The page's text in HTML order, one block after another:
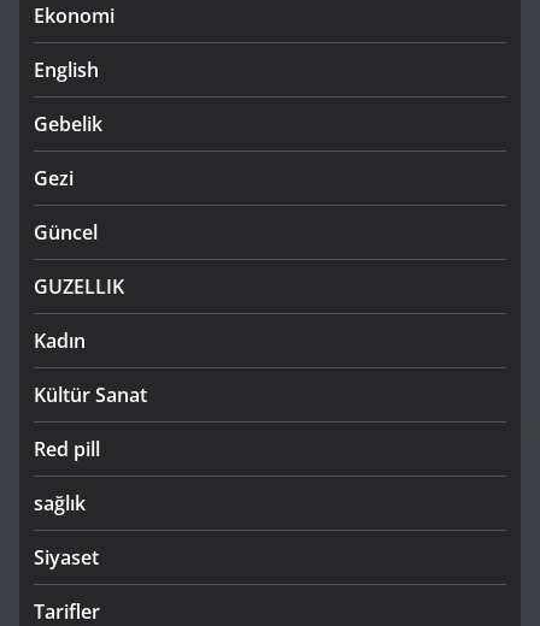
Ekonomi
English
Gebelik
Gezi
Güncel
GUZELLIK
Kadın
Kültür Sanat
Red pill
sağlık
Siyaset
Tarifler